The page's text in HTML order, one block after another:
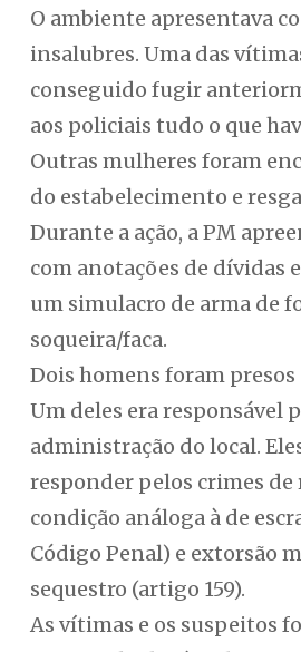
O ambiente apresentava
insalubres. Uma das
conseguido fugir
aos policiais tudo o que
Outras mulheres foram
do estabelecimento e
Durante a ação, a PM
com anotações de dívidas
um simulacro de arma de
soqueira/faca.
Dois homens foram
Um deles era responsável
administração do local.
responder pelos crimes de
condição análoga à de
Código Penal) e extorsão
sequestro (artigo 159).
As vítimas e os suspeitos